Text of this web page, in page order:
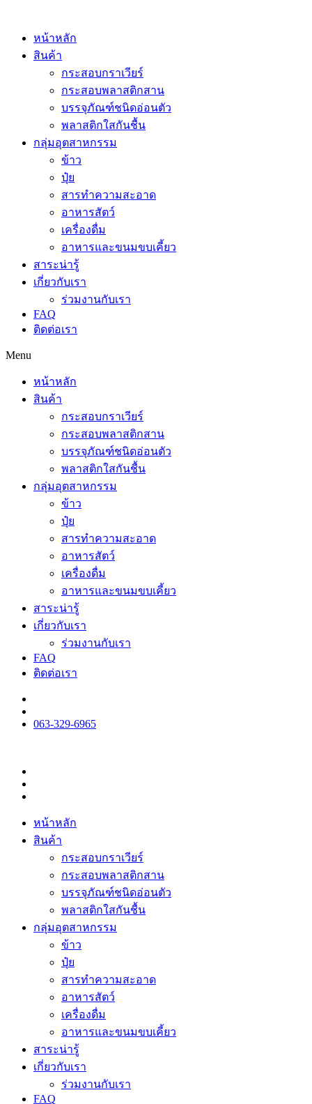
หน้าหลัก
สินค้า
กระสอบกราเวียร์
กระสอบพลาสติกสาน
บรรจุภัณฑ์ชนิดอ่อนตัว
พลาสติกใสกันชื้น
กลุ่มอุตสาหกรรม
ข้าว
ปุ๋ย
สารทำความสะอาด
อาหารสัตว์
เครื่องดื่ม
อาหารและขนมขบเคี้ยว
สาระน่ารู้
เกี่ยวกับเรา
ร่วมงานกับเรา
FAQ
ติดต่อเรา
Menu
หน้าหลัก
สินค้า
กระสอบกราเวียร์
กระสอบพลาสติกสาน
บรรจุภัณฑ์ชนิดอ่อนตัว
พลาสติกใสกันชื้น
กลุ่มอุตสาหกรรม
ข้าว
ปุ๋ย
สารทำความสะอาด
อาหารสัตว์
เครื่องดื่ม
อาหารและขนมขบเคี้ยว
สาระน่ารู้
เกี่ยวกับเรา
ร่วมงานกับเรา
FAQ
ติดต่อเรา
063-329-6965
หน้าหลัก
สินค้า
กระสอบกราเวียร์
กระสอบพลาสติกสาน
บรรจุภัณฑ์ชนิดอ่อนตัว
พลาสติกใสกันชื้น
กลุ่มอุตสาหกรรม
ข้าว
ปุ๋ย
สารทำความสะอาด
อาหารสัตว์
เครื่องดื่ม
อาหารและขนมขบเคี้ยว
สาระน่ารู้
เกี่ยวกับเรา
ร่วมงานกับเรา
FAQ